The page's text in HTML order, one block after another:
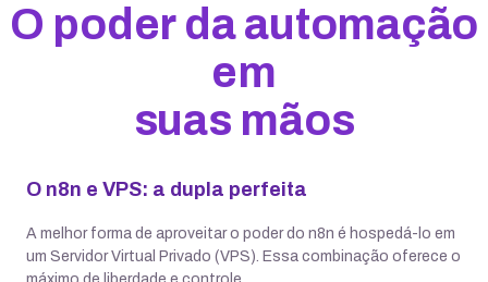
O poder da automação
em
suas mãos
O n8n e VPS: a dupla perfeita
A melhor forma de aproveitar o poder do n8n é hospedá-lo em
um Servidor Virtual Privado (VPS). Essa combinação oferece o